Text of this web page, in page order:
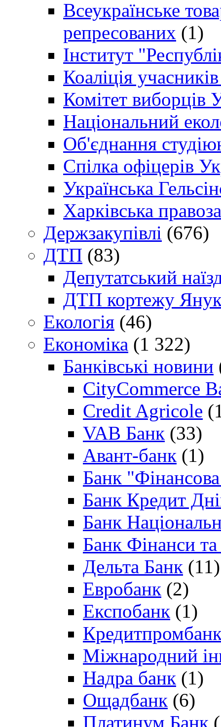
Всеукраїнське
репресованих (1)
Інститут
Коаліція
Комітет виборців
Національний
Об'єднання
Спілка офіцерів
Українська
Харківська
Держзакупівлі (676)
ДТП (83)
Депутатський
ДТП кортежу
Екологія (46)
Економіка (1 322)
Банківські новини
CityCommerce
Credit Agricole
VAB Банк (33)
Авант-банк (1)
Банк "Фінансова
Банк Кредит
Банк
Банк Фінанси
Дельта Банк (11)
Евробанк (2)
Експобанк (1)
Міжнародний
Надра банк (1)
Ощадбанк (6)
Платинум Банк